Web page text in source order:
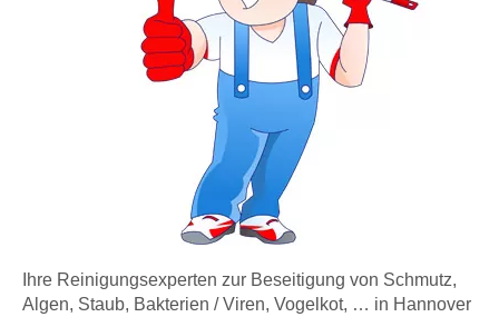
Ihre Reinigungsexperten zur Beseitigung von Schmutz,
Algen, Staub, Bakterien / Viren, Vogelkot, … in Hannover